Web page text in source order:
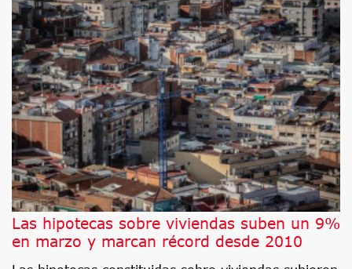
Las hipotecas sobre viviendas suben un 9%
en marzo y marcan récord desde 2010